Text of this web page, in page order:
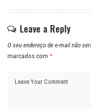
Leave a Reply
O seu endereço de e-mail não
marcados com *